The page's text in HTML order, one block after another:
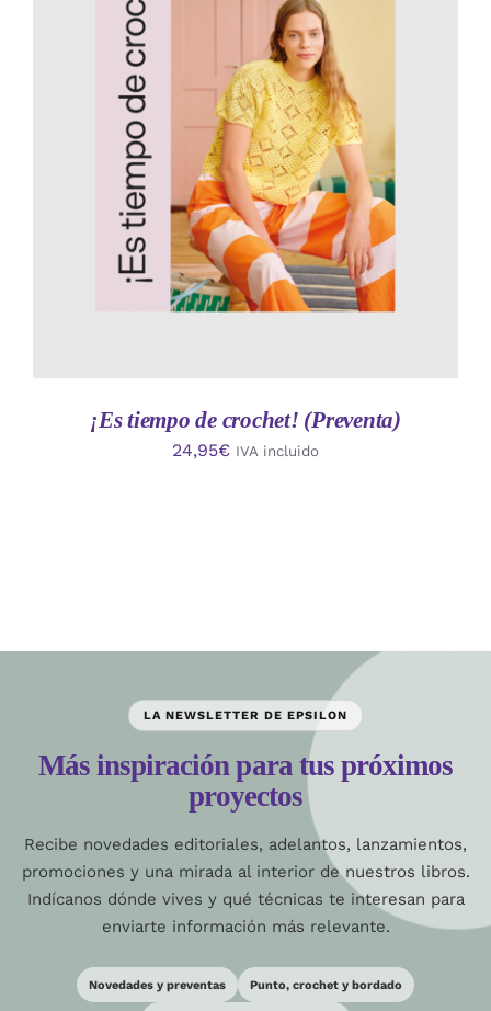
AÑADIR AL CARRITO
/
DETALLES
¡Es tiempo de crochet! (Preventa)
24,95€ IVA incluido
LA NEWSLETTER DE EPSILON
Más inspiración para tus próximos
proyectos
Recibe novedades editoriales, adelantos, lanzamientos,
promociones y una mirada al interior de nuestros libros.
Indícanos dónde vives y qué técnicas te interesan para
enviarte información más relevante.
Novedades y preventas Punto, crochet y bordado